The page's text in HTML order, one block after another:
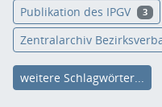
Publikation des IPGV 3
Zentralarchiv
weitere Schlagwörter...